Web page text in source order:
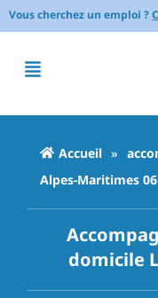
Vous cherchez un emploi ?
Accueil »
Alpes-Maritimes 06
domicile